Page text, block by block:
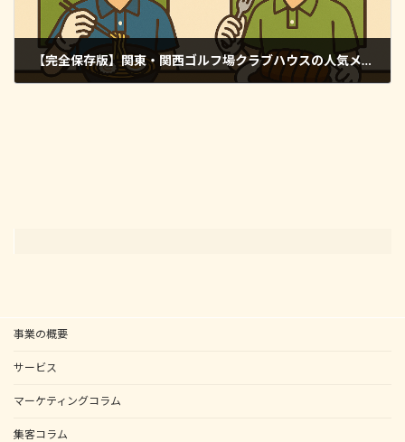
【完全保存版】関東・関西ゴルフ場クラブハウスの人気メニューを徹底比較！
事業の概要
サービス
マーケティングコラム
集客コラム